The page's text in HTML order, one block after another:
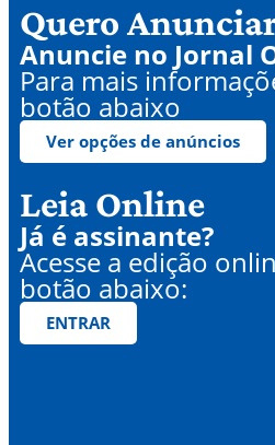
Quero
Anuncie no Jornal
Para mais
botão abaixo
Ver opções de anúncios
Leia Online
Já é assinante?
Acesse a edição
botão abaixo:
ENTRAR